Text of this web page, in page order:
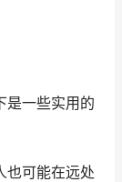
是一些实用的
也可能在远处